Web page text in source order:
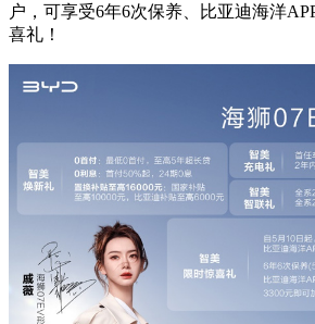
户，可享受6年6次保养、比亚迪海洋
喜礼！